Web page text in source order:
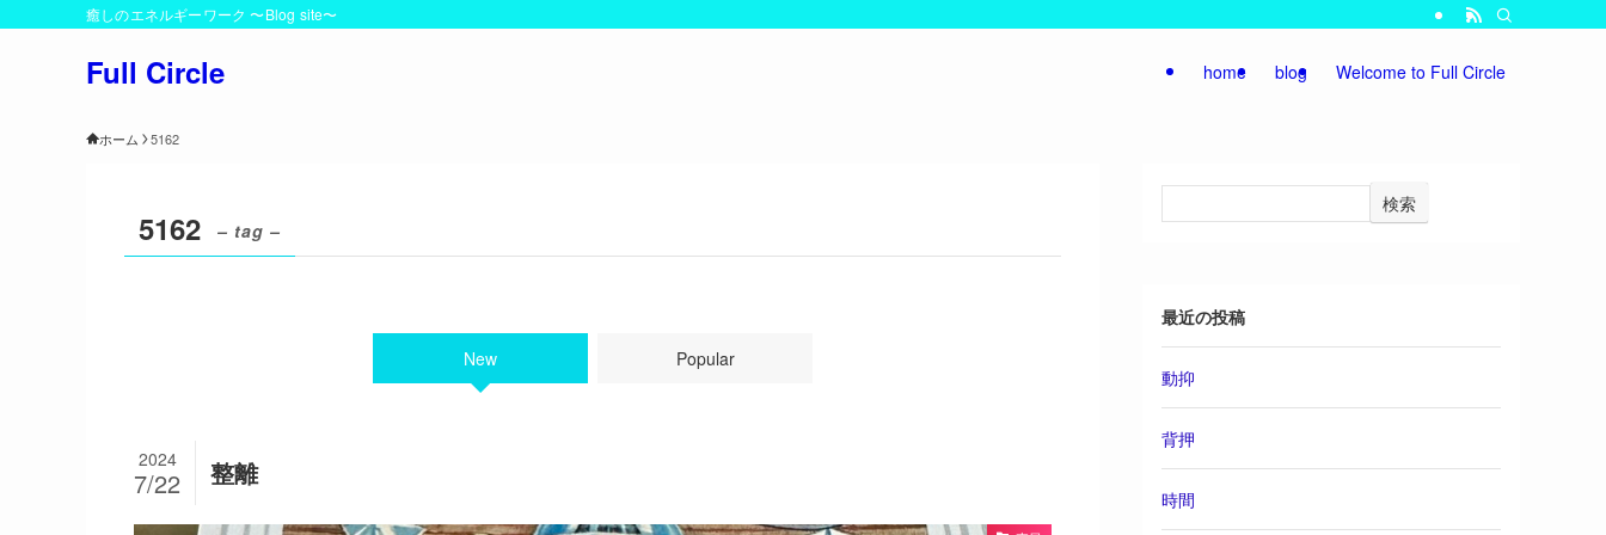
癒しのエネルギーワーク 〜Blog site〜
Full Circle home blog Welcome to Full Circle
ホーム 5162
5162 – tag –
New Popular
整離
2024
7/22
検索
最近の投稿
動抑
背押
時間